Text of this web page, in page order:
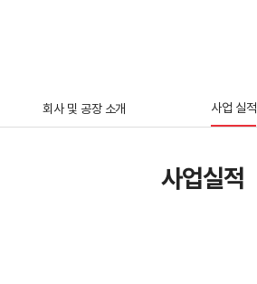
회사 및 공장 소개 사업 실적
사업실적